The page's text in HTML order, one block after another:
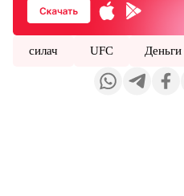
силач UFC Деньги